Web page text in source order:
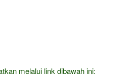
melalui link dibawah ini: